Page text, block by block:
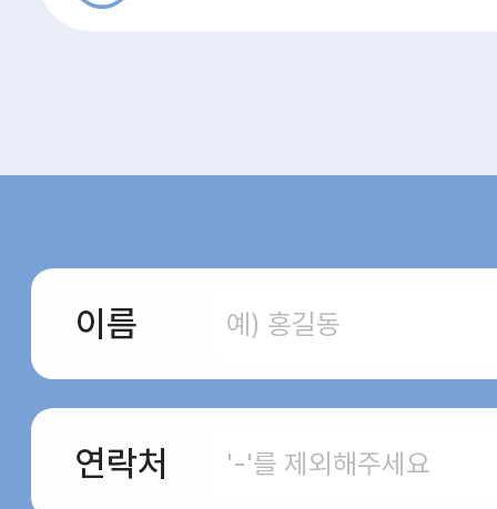
이름
연락처